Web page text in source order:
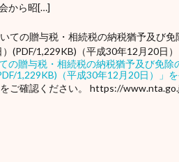
から昭[…]
の贈与税・相続税の納税猶予及び免
1,229KB)（平成30年12月20日）」を
ご確認ください。 https://